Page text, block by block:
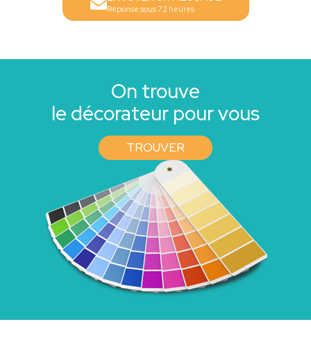
Réponse sous 72 heures
On trouve
le décorateur pour vous
TROUVER